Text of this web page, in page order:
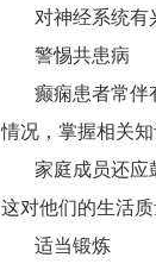
对神经系统有
警惕共患病
癫痫患者常伴
情况，掌握相关
家庭成员还应
这对他们的生活
适当锻炼